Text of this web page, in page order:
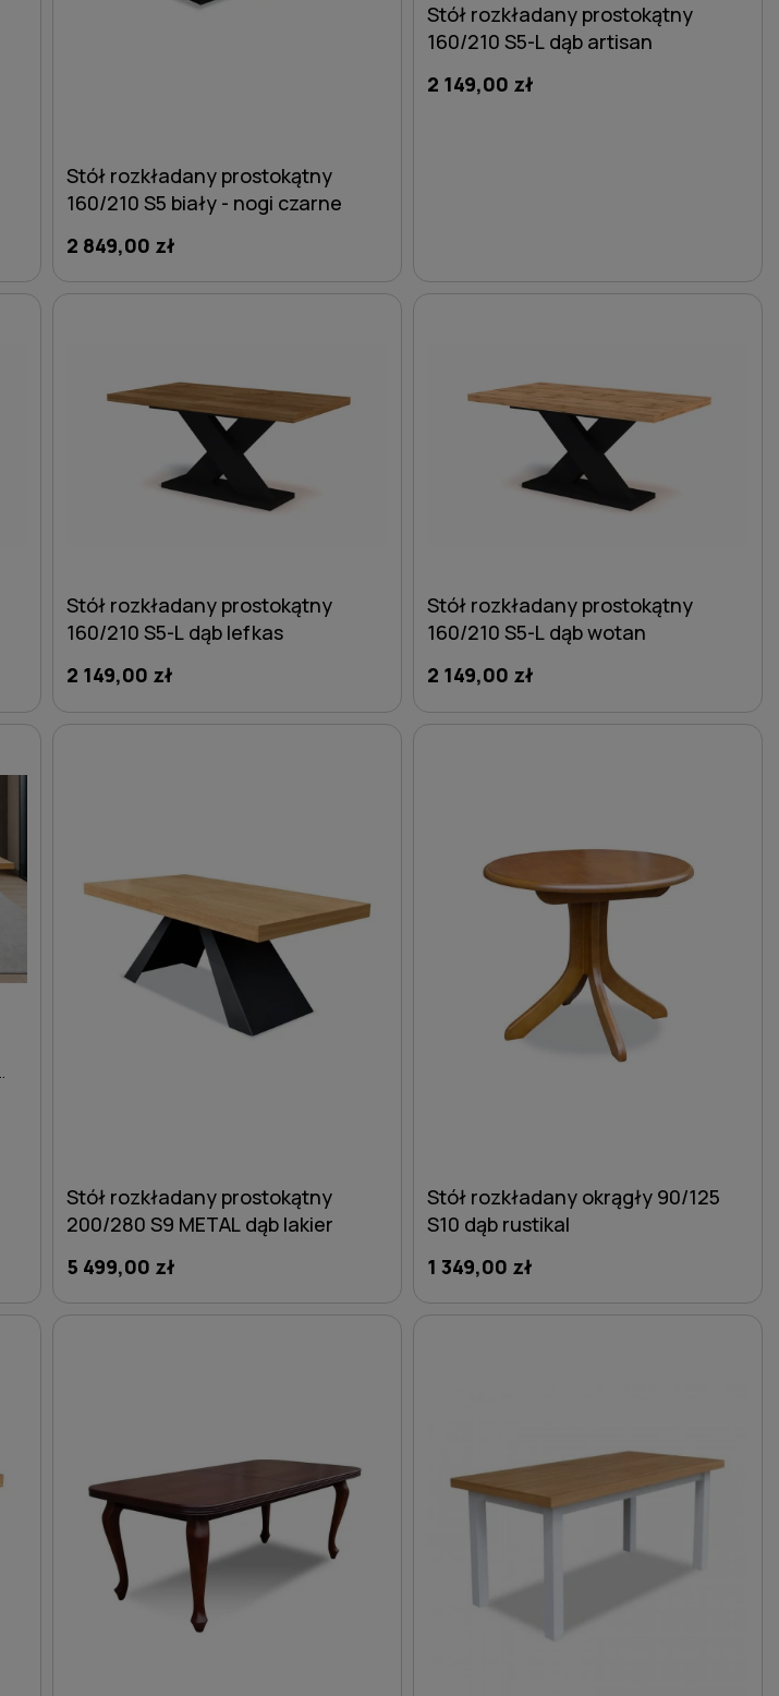
Stół rozkładany prostokątny
160/210 S5 biały - nogi czarne
2 849,00 zł
Stół rozkładany prostokątny
160/210 S5-L dąb artisan
2 149,00 zł
Stół rozkładany prostokątny
160/210 S5-L dąb lefkas
2 149,00 zł
Stół rozkładany prostokątny
160/210 S5-L dąb wotan
2 149,00 zł
Stół rozkładany prostokątny
200/280 S9 METAL dąb lakier
5 499,00 zł
Stół rozkładany okrągły 90/125
S10 dąb rustikal
1 349,00 zł